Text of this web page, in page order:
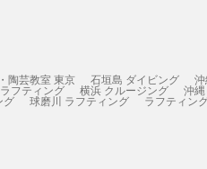
陶芸教室 東京 石垣島 ダイビング
フティング 横浜 クルージング 沖
グ 球磨川 ラフティング ラフティン